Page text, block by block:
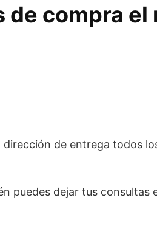
compra el
dirección de entrega todos
puedes dejar tus consultas